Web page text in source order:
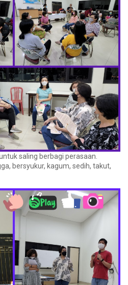
saling berbagi perasaan.
bersyukur, kagum, sedih, takut,